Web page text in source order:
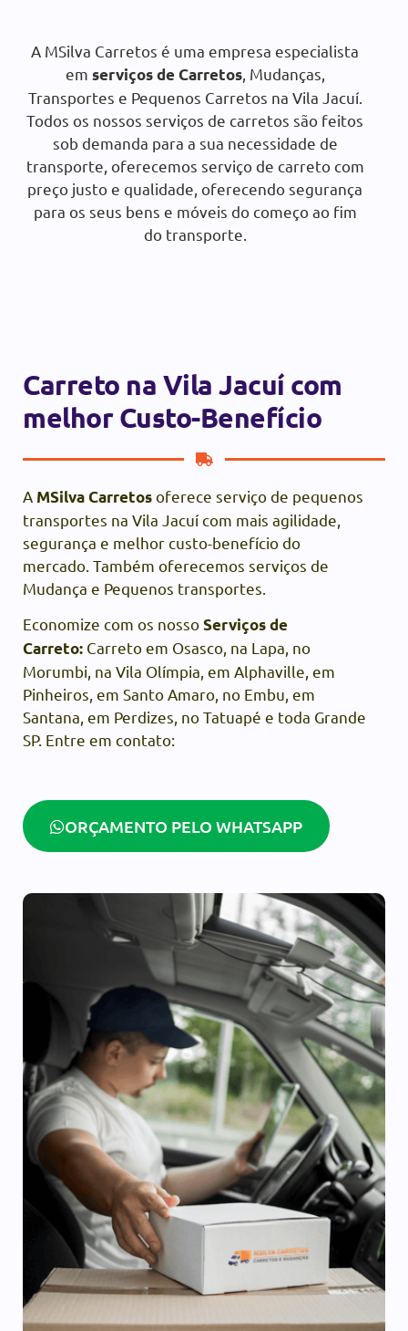
SOLICITAR ORÇAMENTO
A MSilva Carretos é uma empresa especialista
em serviços de Carretos, Mudanças,
Transportes e Pequenos Carretos na Vila Jacuí.
Todos os nossos serviços de carretos são feitos
sob demanda para a sua necessidade de
transporte, oferecemos serviço de carreto com
preço justo e qualidade, oferecendo segurança
para os seus bens e móveis do começo ao fim
do transporte.
Carreto na Vila Jacuí com
melhor Custo-Benefício
A MSilva Carretosoferece serviço de pequenos
transportes na Vila Jacuí com mais agilidade,
segurança e melhor custo-benefício do
mercado. Também oferecemos serviços de
Mudança e Pequenos transportes.
Economize com os nossoServiços de
Carreto: Carreto em Osasco, na Lapa, no
Morumbi, na Vila Olímpia, em Alphaville, em
Pinheiros, em Santo Amaro, no Embu, em
Santana, em Perdizes, no Tatuapé e toda Grande
SP. Entre em contato:
ORÇAMENTO PELO WHATSAPP